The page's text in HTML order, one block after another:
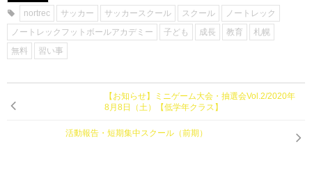
nortrec
サッカー サッカースクール スクール
ノートレック
ノートレックフットボールアカデミー
子ども 成長 教育
札幌
無料
習い事
【お知らせ】ミニゲーム大会・抽選会Vol.2/2020年
8月8日（土）【低学年クラス】
活動報告・短期集中スクール（前期）